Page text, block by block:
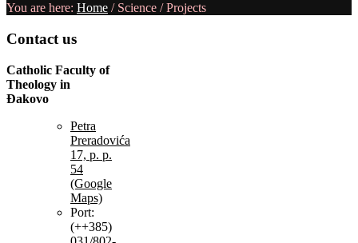
You are here: Home / Science /Projects
Contact us
Catholic Faculty of
Theology in
Đakovo
Petra
Preradovića
17, p. p.
54
(Google
Maps)
Port:
(++385)